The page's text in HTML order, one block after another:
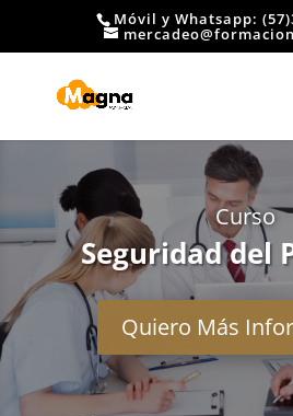
Móvil y Whatsapp:
Curso
Seguridad del
Quiero Más